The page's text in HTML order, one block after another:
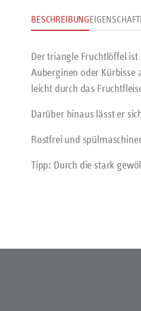
BESCHREIBUNG
Der triangle Fruchtlöffel
Auberginen oder Kürbisse
leicht durch das
Darüber hinaus lässt er
Rostfrei und
Tipp: Durch die stark